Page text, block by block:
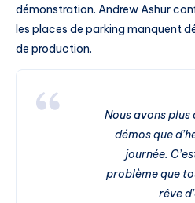
démonstration. Andrew Ashur
les places de parking manquent
de production.
Nous avons plus
démos que
journée.
problème que
rêve